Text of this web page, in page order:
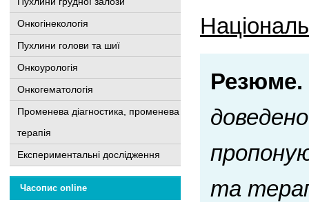
Онкогінекологія
Пухлини голови та шиї
Онкоурологія
Онкогематологія
Променева діагностика, променева
терапія
Експериментальні дослідження
Часопис online
Резюме.
та